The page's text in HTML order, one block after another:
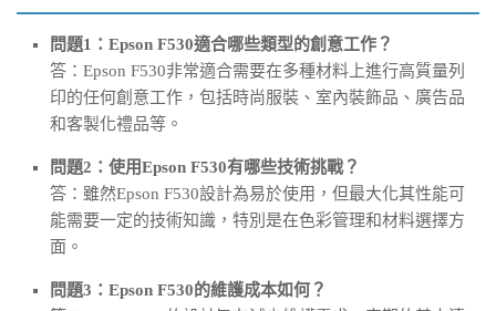
問題1：Epson F530適合哪些類型的創意工作？
答：Epson F530非常適合需要在多種材料上進行高質量列
印的任何創意工作，包括時尚服裝、室內裝飾品、廣告品
和客製化禮品等。
問題2：使用Epson F530有哪些技術挑戰？
答：雖然Epson F530設計為易於使用，但最大化其性能可
能需要一定的技術知識，特別是在色彩管理和材料選擇方
面。
問題3：Epson F530的維護成本如何？